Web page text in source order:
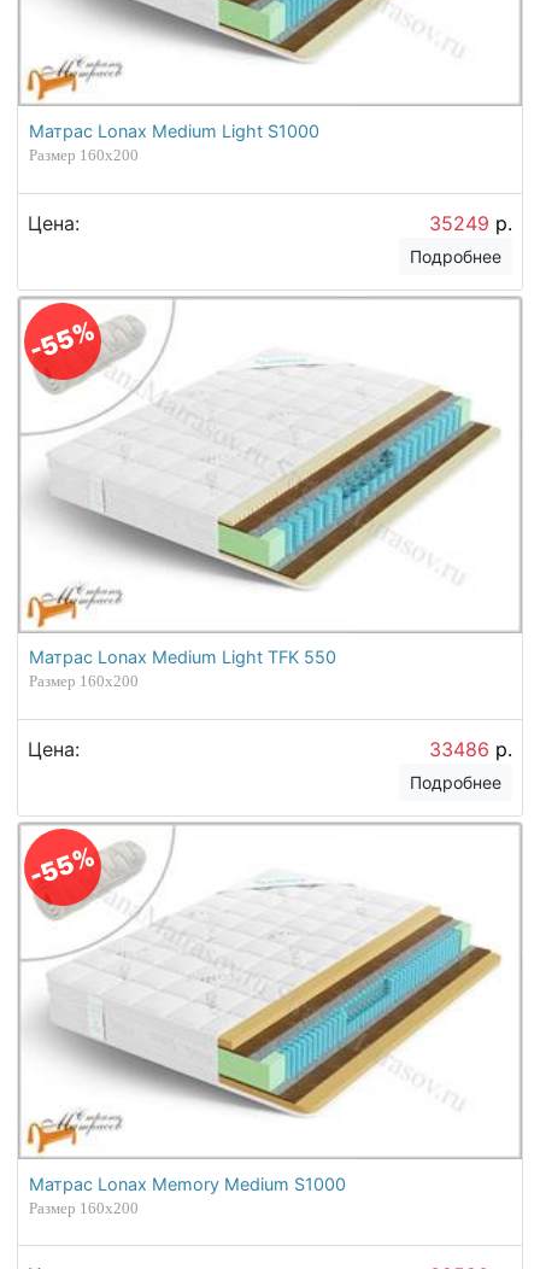
Матрас Lonax Medium Light S1000
Размер 160х200
Цена: 35249 р.
Подробнее
-55%
Матрас Lonax Medium Light TFK 550
Размер 160х200
Цена: 33486 р.
Подробнее
-55%
Матрас Lonax Memory Medium S1000
Размер 160х200